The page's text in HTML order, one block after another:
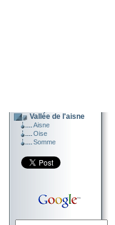
Vallée de l'aisne
Aisne
Oise
Somme